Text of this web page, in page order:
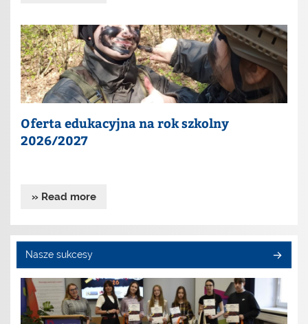
Oferta edukacyjna na rok szkolny
2026/2027
» Read more
Nasze sukcesy